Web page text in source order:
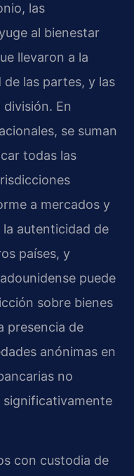
las
al bienestar
llevaron a la
de las partes, y las
En
se suman
todas las
a mercados y
autenticidad de
países, y
puede
sobre bienes
presencia de
anónimas en
no
significativamente
con custodia de